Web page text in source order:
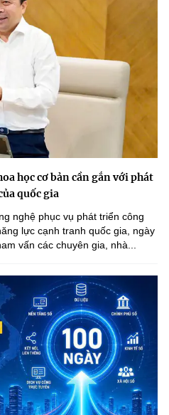
học cơ bản cần gắn với phát
quốc gia
nghệ phục vụ phát triển công
lực cạnh tranh quốc gia, ngày
vấn các chuyên gia, nhà...